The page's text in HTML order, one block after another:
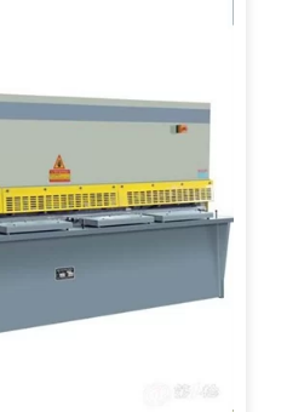
(cm) 202x110x69 NW/GW